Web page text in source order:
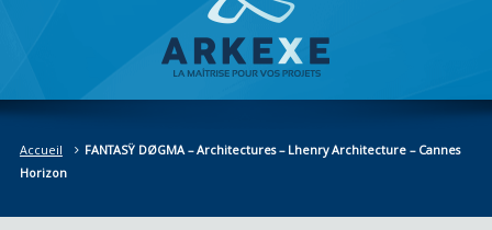
Accueil
FANTASŸ DØGMA – Architectures – Lhenry Architecture – Cannes
Horizon